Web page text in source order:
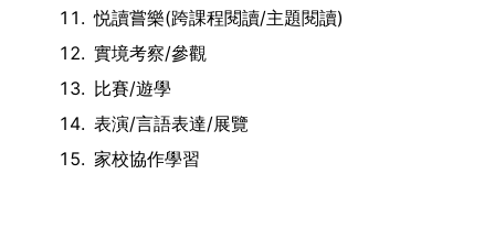
悦讀嘗樂(跨課程閱讀/主題閱讀)
實境考察/參觀
比賽/遊學
表演/言語表達/展覽
家校協作學習